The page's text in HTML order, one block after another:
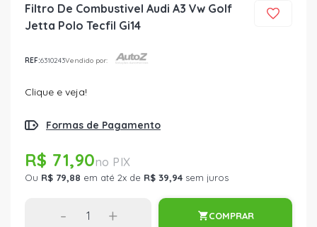
Filtro De Combustivel Audi A3 Vw Golf
Jetta Polo Tecfil Gi14
REF:6310243Vendido por:
Clique e veja!
Formas de Pagamento
R$ 71,90
Ou R$ 79,88 em até 2x de R$ 39,94 sem juros
- + COMPRAR